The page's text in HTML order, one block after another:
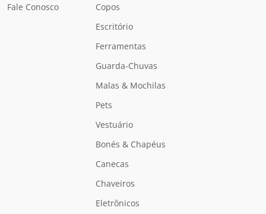
Fale Conosco
Copos
Escritório
Ferramentas
Guarda-Chuvas
Malas & Mochilas
Pets
Vestuário
Bonés & Chapéus
Canecas
Chaveiros
Eletrônicos